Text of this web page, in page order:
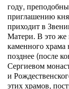
году,
приглашению
приходит в
Матери. В это же
каменного храма
позднее (после
Сергиевом
и
этих храмов,